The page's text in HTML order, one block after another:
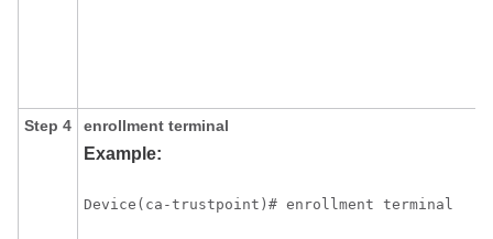
Step 4 enrollment terminal
Example:
Device(ca-trustpoint)# enrollment terminal